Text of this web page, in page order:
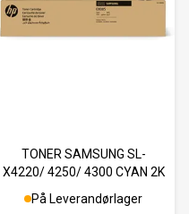
TONER SAMSUNG SL-
X4220/ 4250/ 4300 CYAN 2K
På Leverandørlager